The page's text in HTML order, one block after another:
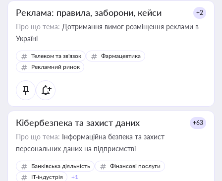
Реклама: правила, заборони, кейси +2
Про що тема: Дотримання вимог розміщення реклами в
Україні
Телеком та зв'язок
Фармацевтика
Рекламний ринок
Кібербезпека та захист даних +63
Про що тема: Інформаційна безпека та захист
персональних даних на підприємстві
Банківська діяльність
Фінансові послуги
IT-індустрія
+1